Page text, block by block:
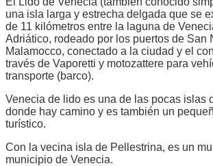
una isla larga y estrecha delgada que se
de 11 kilómetros entre la laguna de
Adriático, rodeado por los puertos de San
Malamocco, conectado a la ciudad y el
través de Vaporetti y motozattere para
transporte (barco).
Venecia de lido es una de las pocas islas
donde hay camino y es también un
turístico.
Con la vecina isla de Pellestrina, es un
municipio de Venecia.